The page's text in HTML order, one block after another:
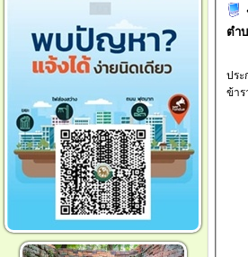
ตำ
ประ
ข้าร